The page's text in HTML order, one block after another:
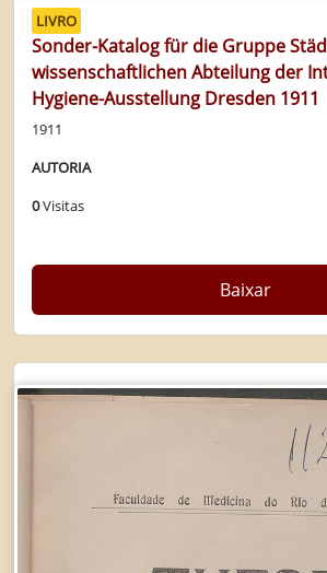
LIVRO
Sonder-Katalog für die Gruppe
wissenschaftlichen Abteilung der
Hygiene-Ausstellung Dresden 1911
1911
AUTORIA
0Visitas
Baixar